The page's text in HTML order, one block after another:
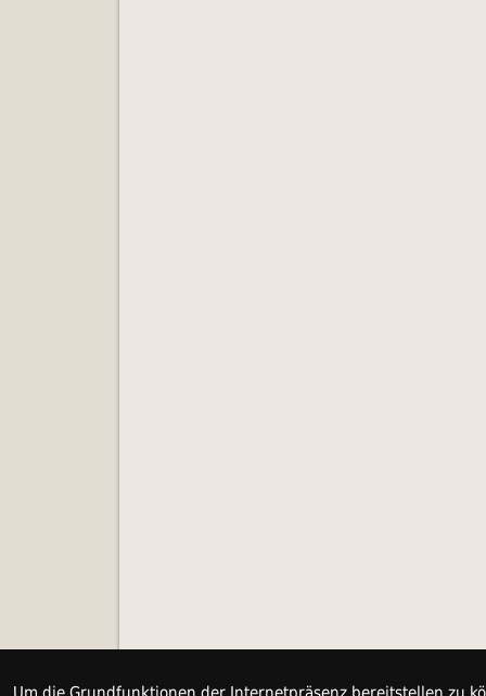
Um die Grundfunktionen der Internetpräsenz bereitstellen zu